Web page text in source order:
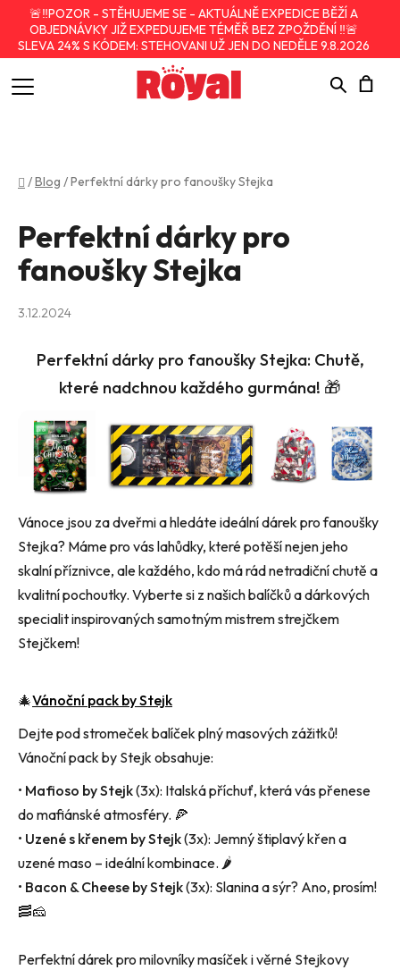
🚨‼️POZOR - STĚHUJEME SE - AKTUÁLNĚ EXPEDICE BĚŽÍ A
OBJEDNÁVKY JIŽ EXPEDUJEME TÉMĚŘ BEZ ZPOŽDĚNÍ ‼️🚨
SLEVA 24% S KÓDEM: STEHOVANI UŽ JEN DO NEDĚLE 9.8.2026
Hledat
Domů
/Blog /Perfektní dárky pro fanoušky Stejka
Perfektní dárky pro
fanoušky Stejka
3.12.2024
Perfektní dárky pro fanouškyStejka: Chutě,
které nadchnou každého gurmána! 🎁
Vánoce jsou za dveřmi a hledáte ideální dárek pro fanoušky
Stejka? Máme pro vás lahůdky, které potěší nejen jeho
skalní příznivce, ale každého, kdo má rád netradiční chutě a
kvalitní pochoutky. Vyberte si z našich balíčků a dárkových
specialit inspirovaných samotným mistremstrejčkem
Stejčkem!
🎄Vánoční pack byStejk
Dejte pod stromeček balíček plný masových zážitků!
Vánočnípackby Stejkobsahuje:
• Mafioso byStejk(3x): Italská příchuť, která vás přenese
do mafiánské atmosféry. 🍕
• Uzené s křenem by Stejk(3x): Jemný štiplavý křen a
uzené maso – ideální kombinace. 🌶
• Bacon & Cheese by Stejk(3x): Slanina a sýr? Ano, prosím!
🥓🧀
Perfektní dárek pro milovníky masíček i věrné Stejkovy